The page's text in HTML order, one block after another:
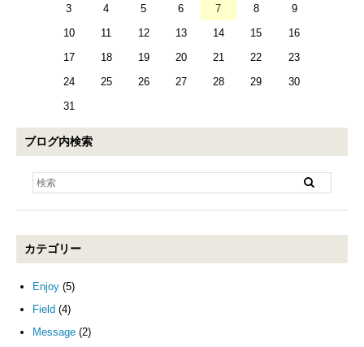
3
4 5 6 7 8
9
10
11 12 13 14 15
16
17
18 19 20 21 22
23
24
25 26 27 28 29
30
31
ブログ内検索
カテゴリー
Enjoy (5)
Field (4)
Message (2)